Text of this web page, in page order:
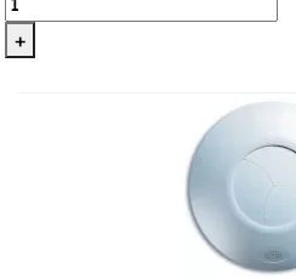
+